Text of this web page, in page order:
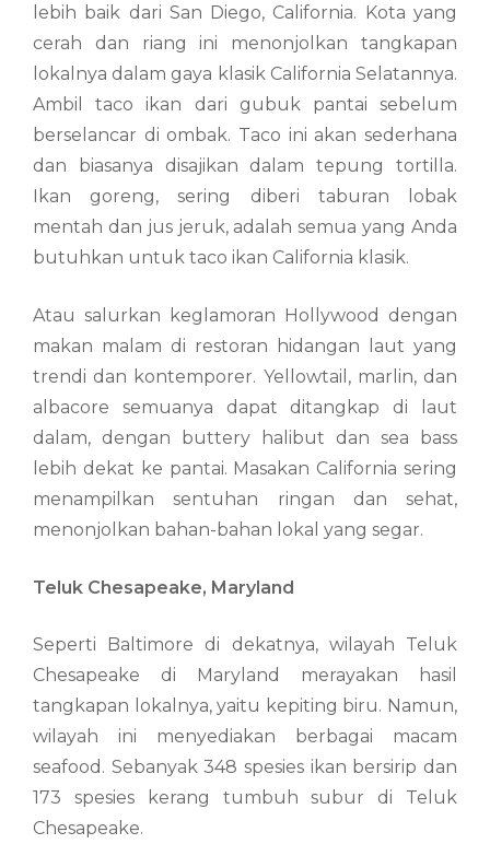
lebih baik dari San Diego, California. Kota yang
cerah dan riang ini menonjolkan tangkapan
lokalnya dalam gaya klasik California Selatannya.
Ambil taco ikan dari gubuk pantai sebelum
berselancar di ombak. Taco ini akan sederhana
dan biasanya disajikan dalam tepung tortilla.
Ikan goreng, sering diberi taburan lobak
mentah dan jus jeruk, adalah semua yang Anda
butuhkan untuk taco ikan California klasik.
Atau salurkan keglamoran Hollywood dengan
makan malam di restoran hidangan laut yang
trendi dan kontemporer. Yellowtail, marlin, dan
albacore semuanya dapat ditangkap di laut
dalam, dengan buttery halibut dan sea bass
lebih dekat ke pantai. Masakan California sering
menampilkan sentuhan ringan dan sehat,
menonjolkan bahan-bahan lokal yang segar.
Teluk Chesapeake, Maryland
Seperti Baltimore di dekatnya, wilayah Teluk
Chesapeake di Maryland merayakan hasil
tangkapan lokalnya, yaitu kepiting biru. Namun,
wilayah ini menyediakan berbagai macam
seafood. Sebanyak 348 spesies ikan bersirip dan
173 spesies kerang tumbuh subur di Teluk
Chesapeake.